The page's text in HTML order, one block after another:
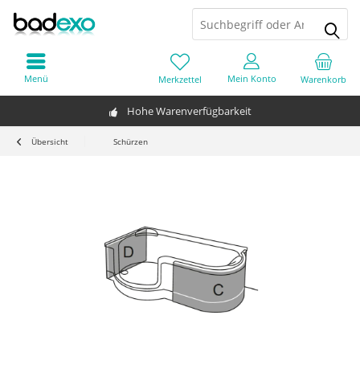
Hohe Warenverfügbarkeit
Warenkorb
Merkzettel Mein Konto
Menü
Übersicht Schürzen